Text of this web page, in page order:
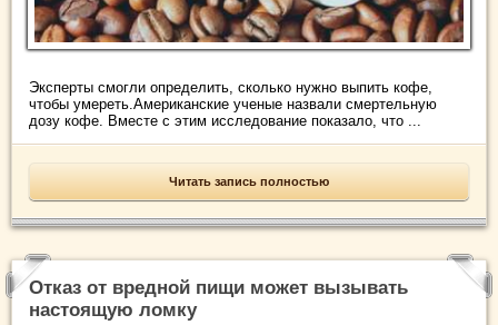
Эксперты смогли определить, сколько нужно выпить кофе,
чтобы умереть.Американские ученые назвали смертельную
дозу кофе. Вместе с этим исследование показало, что ...
Читать запись полностью
Отказ от вредной пищи может вызывать
настоящую ломку